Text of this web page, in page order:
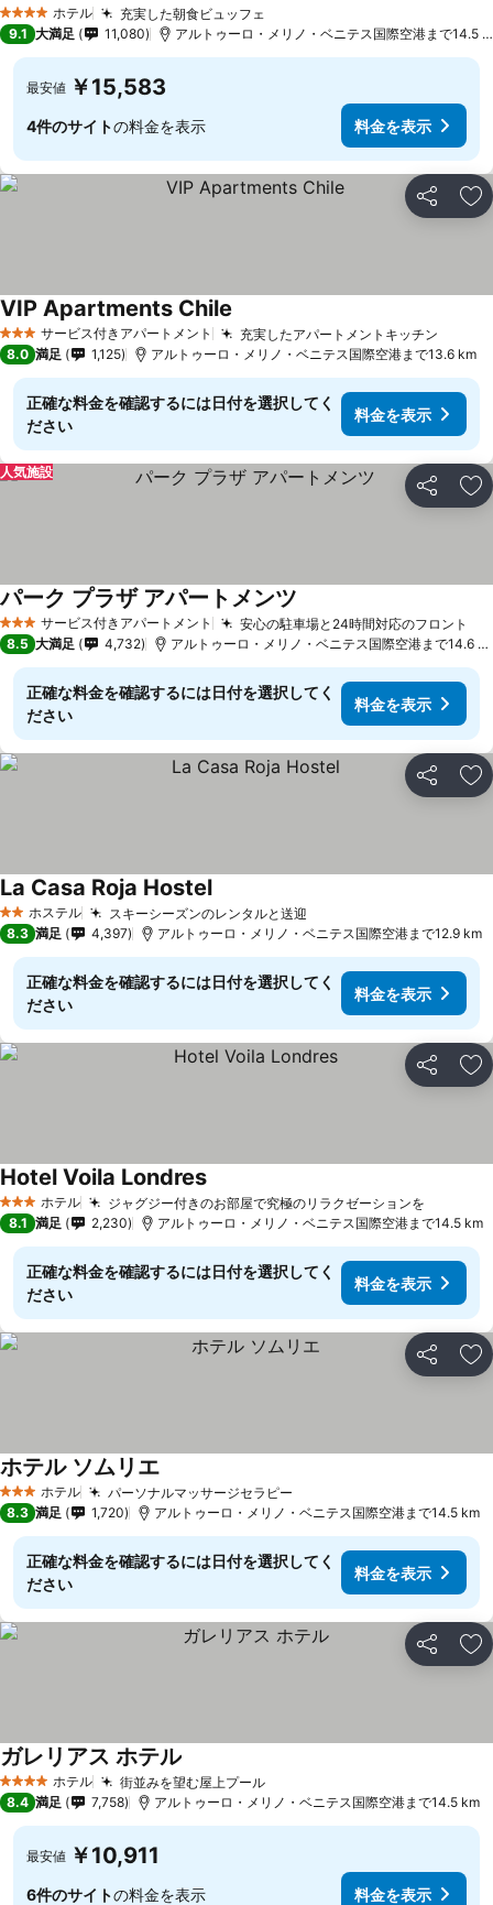
4 ホテルのランク
ホテル 充実した朝食ビュッフェ
9.1 大満足 11,080 アルトゥーロ・メリノ・ベニテス国際空港まで14.5
最安値 ￥15,583
4件のサイトの料金を表示 料金を表示
シェア お
3 ホテルのランク
サービス付きアパートメント 充実したアパートメントキッチン
VIP Apartments Chile
8.0 満足 1,125 アルトゥーロ・メリノ・ベニテス国際空港まで13.6 km
正確な料金を確認するには日付を選択してく
ださい
料金を表示
シェア お
人気施設
3 ホテルのランク
サービス付きアパートメント 安心の駐車場と24時間対応のフロント
パーク プラザ アパートメンツ
8.5 大満足 4,732 アルトゥーロ・メリノ・ベニテス国際空港まで14.6
正確な料金を確認するには日付を選択してく
ださい
料金を表示
シェア お
2 ホテルのランク
ホステル スキーシーズンのレンタルと送迎
La Casa Roja Hostel料金を表示
8.3 満足 4,397 アルトゥーロ・メリノ・ベニテス国際空港まで12.9 km
正確な料金を確認するには日付を選択してく
ださい
料金を表示
シェア お
3 ホテルのランク
ホテル ジャグジー付きのお部屋で究極のリラクゼーションを
Hotel Voila Londres料金を表示
8.1 満足 2,230 アルトゥーロ・メリノ・ベニテス国際空港まで14.5 km
正確な料金を確認するには日付を選択してく
ださい
料金を表示
シェア お
3 ホテルのランク
ホテル パーソナルマッサージセラピー
ホテル ソムリエ料金を表示
8.3 満足 1,720 アルトゥーロ・メリノ・ベニテス国際空港まで14.5 km
正確な料金を確認するには日付を選択してく
ださい
料金を表示
シェア お
4 ホテルのランク
ホテル 街並みを望む屋上プール料金を表示
ガレリアス ホテル
8.4 満足 7,758 アルトゥーロ・メリノ・ベニテス国際空港まで14.5 km
最安値 ￥10,911
6件のサイトの料金を表示 料金を表示